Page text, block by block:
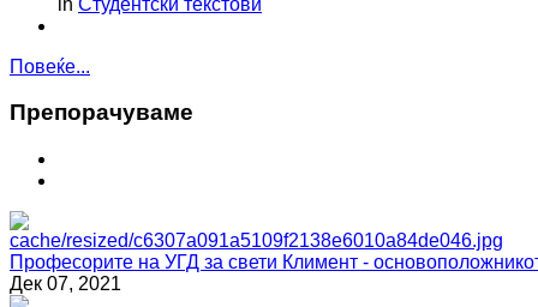
Повеќе...
Препoрaчувaме
Професорите на УГД за свети Климент -
Дек 07, 2021